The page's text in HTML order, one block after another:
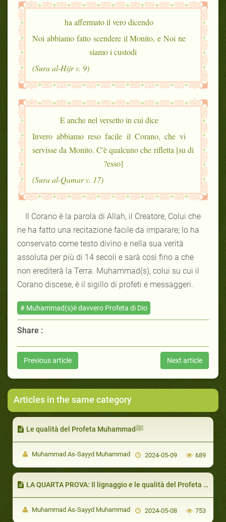
ha affermato il vero dicendo
Noi abbiamo fatto scendere il Monito, e Noi ne
siamo i custodi
(Sura al-Hijr v. 9)
E anche nel versetto in cui dice
Invero abbiamo reso facile il Corano, che vi
servisse da Monito. C'è qualcuno che rifletta [su di
esso]?
(Sura al-Qamar v. 17)
Il Corano è la parola di Allah, il Creatore, Colui che
ne ha fatto una recitazione facile da imparare; lo ha
conservato come testo divino e nella sua verità
assoluta per più di 14 secoli e sarà così fino a che
non erediterà la Terra. Muhammad(s), colui su cui il
Corano discese, è il sigillo di profeti e messaggeri.
# Muhammad(s)è davvero Profeta di Dio
Share :
Previous article Next article
Articles in the same category
Le qualità del Profeta Muhammadﷺ
Muhammad As-Sayyd Muhammad 2024-05-09 689
Muhammad As-Sayyd Muhammad 2024-05-08 753